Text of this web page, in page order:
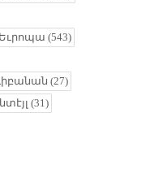
(543)
(27)
(31)